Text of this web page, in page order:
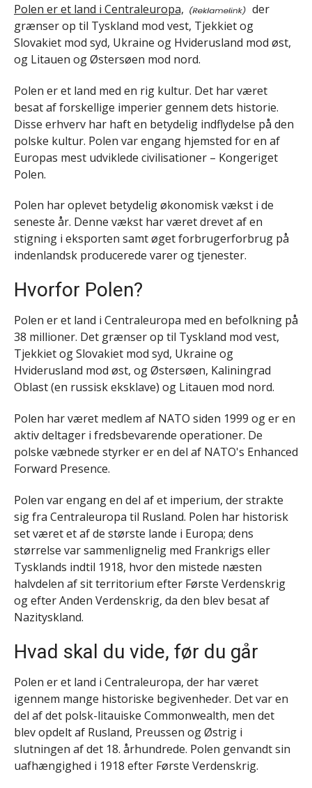
Polen er et land i Centraleuropa,
der
grænser op til Tyskland mod vest, Tjekkiet og
Slovakiet mod syd, Ukraine og Hviderusland mod øst,
og Litauen og Østersøen mod nord.
Polen er et land med en rig kultur. Det har været
besat af forskellige imperier gennem dets historie.
Disse erhverv har haft en betydelig indflydelse på den
polske kultur. Polen var engang hjemsted for en af
Europas mest udviklede civilisationer – Kongeriget
Polen.
Polen har oplevet betydelig økonomisk vækst i de
seneste år. Denne vækst har været drevet af en
stigning i eksporten samt øget forbrugerforbrug på
indenlandsk producerede varer og tjenester.
Hvorfor Polen?
Polen er et land i Centraleuropa med en befolkning på
38 millioner. Det grænser op til Tyskland mod vest,
Tjekkiet og Slovakiet mod syd, Ukraine og
Hviderusland mod øst, og Østersøen, Kaliningrad
Oblast (en russisk eksklave) og Litauen mod nord.
Polen har været medlem af NATO siden 1999 og er en
aktiv deltager i fredsbevarende operationer. De
polske væbnede styrker er en del af NATO's Enhanced
Forward Presence.
Polen var engang en del af et imperium, der strakte
sig fra Centraleuropa til Rusland. Polen har historisk
set været et af de største lande i Europa; dens
størrelse var sammenlignelig med Frankrigs eller
Tysklands indtil 1918, hvor den mistede næsten
halvdelen af sit territorium efter Første Verdenskrig
og efter Anden Verdenskrig, da den blev besat af
Nazityskland.
Hvad skal du vide, før du går
Polen er et land i Centraleuropa, der har været
igennem mange historiske begivenheder. Det var en
del af det polsk-litauiske Commonwealth, men det
blev opdelt af Rusland, Preussen og Østrig i
slutningen af det 18. århundrede. Polen genvandt sin
uafhængighed i 1918 efter Første Verdenskrig.